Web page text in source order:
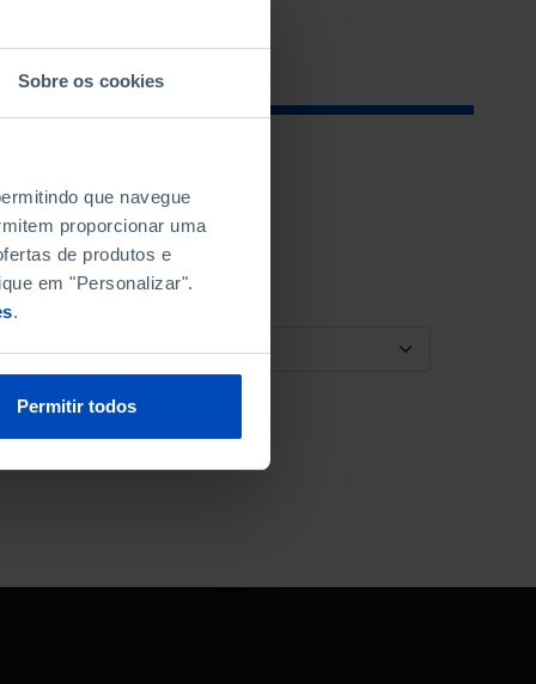
Sobre os cookies
que navegue
proporcionar uma
de produtos e
em "Personalizar".
.
Permitir todos
ORDENAR POR